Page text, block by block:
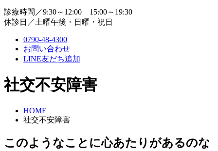
診療時間／9:30～12:00 15:00～19:30
休診日／土曜午後・日曜・祝日
0790-48-4300
お問い合わせ
LINE友だち追加
社交不安障害
HOME
社交不安障害
このようなことに心あたりがあるのな